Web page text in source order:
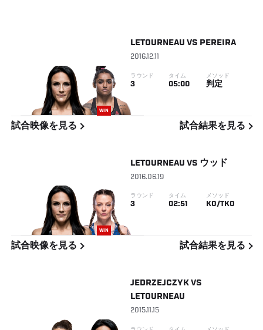
WIN
LETOURNEAU VS PEREIRA
2016.12.11
ラウンド
3
タイム
05:00
メソッド
判定
試合映像を見る 試合結果を見る
WIN
LETOURNEAU VS ウッド
2016.06.19
ラウンド
3
タイム
02:51
メソッド
KO/TKO
試合映像を見る 試合結果を見る
JEDRZEJCZYK VS
LETOURNEAU
2015.11.15